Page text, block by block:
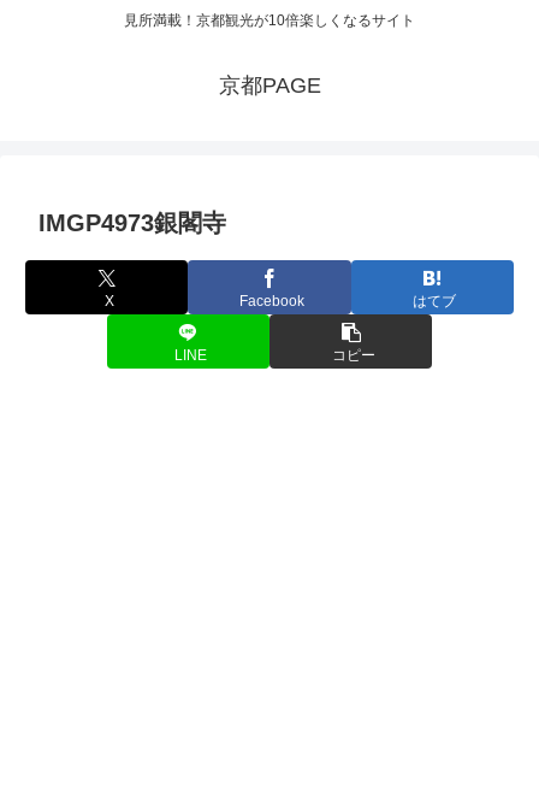
見所満載！京都観光が10倍楽しくなるサイト
京都PAGE
IMGP4973銀閣寺
X Facebook はてブ
LINE コピー